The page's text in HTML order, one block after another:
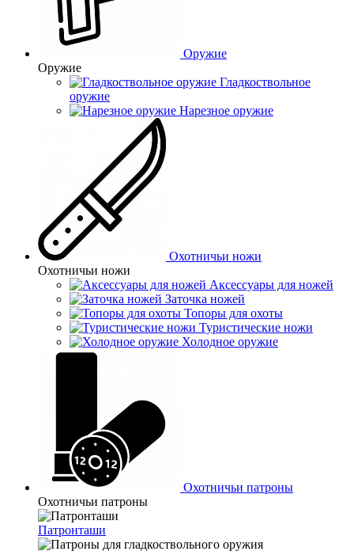
Оружие
Оружие
Гладкоствольное
оружие
Нарезное оружие
Охотничьи ножи
Охотничьи ножи
Аксессуары для ножей
Заточка ножей
Топоры для охоты
Туристические ножи
Холодное оружие
Охотничьи патроны
Охотничьи патроны
Патронташи